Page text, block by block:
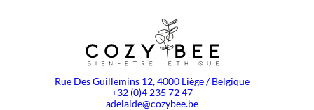
Rue Des Guillemins 12, 4000 Liège / Belgique
+32 (0)4 235 72 47
adelaide@cozybee.be